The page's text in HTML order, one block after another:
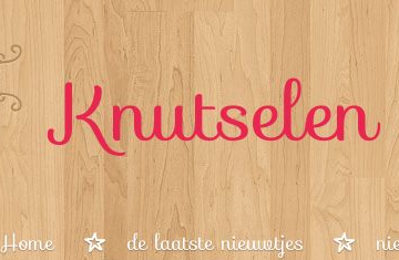
Home de laatste nieuwtjes